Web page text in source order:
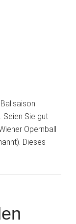
Seien Sie gut
Opernball
Dieses